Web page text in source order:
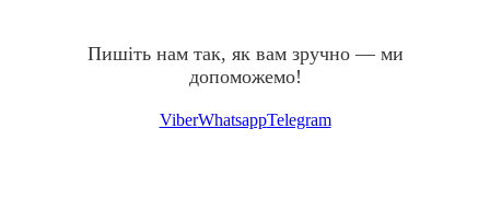
Пишіть нам так, як вам зручно — ми
допоможемо!
ViberWhatsappTelegram